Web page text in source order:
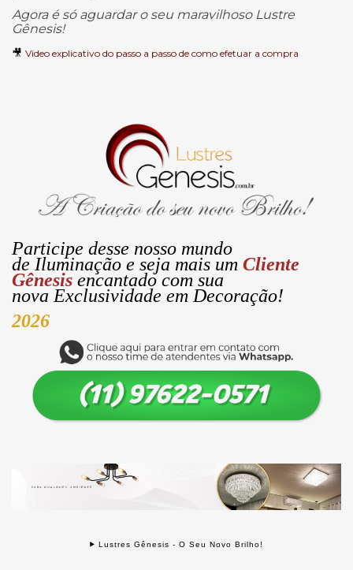
Agora é só aguardar o seu maravilhoso Lustre
Gênesis!
🎥 Video explicativo do passo a passo de como efetuar a compra
Participe desse nosso mundo
de Iluminação e seja mais um Cliente
Gênesis encantado com sua
nova Exclusividade em Decoração!
2026
Lustres Gênesis - O Seu Novo Brilho!